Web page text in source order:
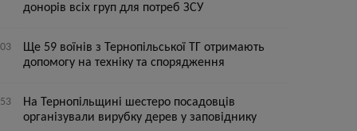
донорів всіх груп для потреб ЗСУ
Ще 59 воїнів з Тернопільської ТГ отримають
допомогу на техніку та спорядження
На Тернопільщині шестеро посадовців
організували вирубку дерев у заповіднику